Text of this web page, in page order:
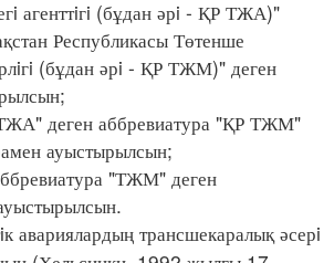
агенттiгi (бұдан әрi - ҚР ТЖА)"
Республикасы Төтенше
(бұдан әрi - ҚР ТЖМ)" деген
деген аббревиатура "ҚР ТЖМ"
ауыстырылсын;
"ТЖМ" деген
трансшекаралық әсерi